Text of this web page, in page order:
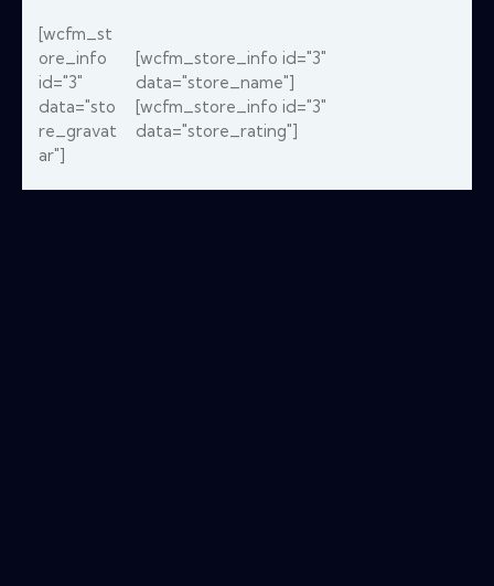
[wcfm_st
ore_info
id="3"
data="sto
re_gravat
ar"]
[wcfm_store_info id="3"
data="store_name"]
[wcfm_store_info id="3"
data="store_rating"]